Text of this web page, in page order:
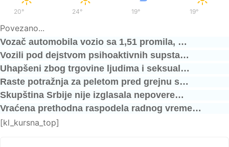
20°/ 24° 19° 19°
Povezano...
Vozač automobila vozio sa 1,51 promila, …
Vozili pod dejstvom psihoaktivnih supsta…
Uhapšeni zbog trgovine ljudima i seksual…
Raste potražnja za peletom pred grejnu s…
Skupština Srbije nije izglasala nepovere…
Vraćena prethodna raspodela radnog vreme…
[kl_kursna_top]